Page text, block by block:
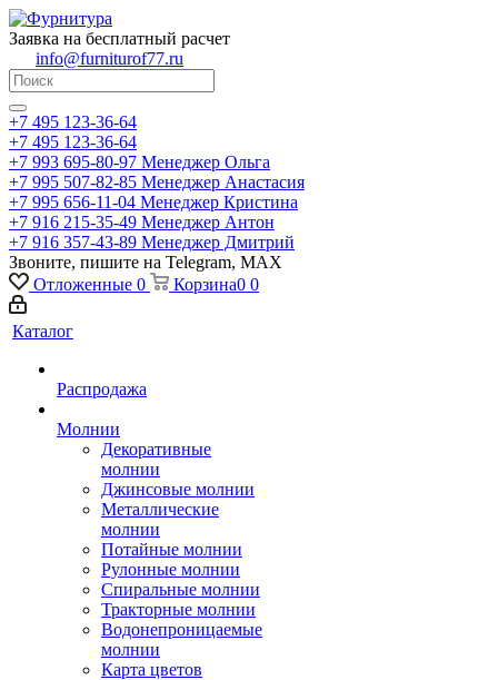
Заявка на бесплатный расчет
info@furniturof77.ru
+7 495 123-36-64
+7 495 123-36-64
+7 993 695-80-97 Менеджер Ольга
+7 995 507-82-85 Менеджер Анастасия
+7 995 656-11-04 Менеджер Кристина
+7 916 215-35-49 Менеджер Антон
+7 916 357-43-89 Менеджер Дмитрий
Звоните, пишите на Telegram, MAX
Отложенные 0 Корзина0 0
Каталог
Распродажа
Молнии
Декоративные
молнии
Джинсовые молнии
Металлические
молнии
Потайные молнии
Рулонные молнии
Спиральные молнии
Тракторные молнии
Водонепроницаемые
молнии
Карта цветов